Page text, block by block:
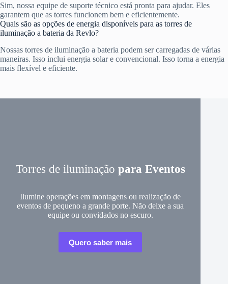
Sim, nossa equipe de suporte técnico está pronta para ajudar. Eles
garantem que as torres funcionem bem e eficientemente.
Quais são as opções de energia disponíveis para as torres de
iluminação a bateria da Revlo?
Nossas torres de iluminação a bateria podem ser carregadas de várias
maneiras. Isso inclui energia solar e convencional. Isso torna a energia
mais flexível e eficiente.
Torres de iluminação para Eventos
Ilumine operações em montagens ou realização de
eventos de pequeno a grande porte. Não deixe a sua
equipe ou convidados no escuro.
Quero saber mais